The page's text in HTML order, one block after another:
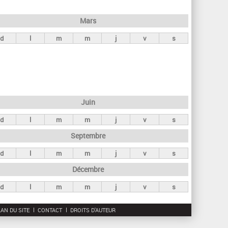
r
c
Mars
d l m m j v s
Juin
d l m m j v s
Septembre
d l m m j v s
Décembre
d l m m j v s
DU SITE CONTACT DROITS D'AUTEUR